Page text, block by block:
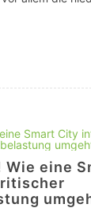
Wie eine